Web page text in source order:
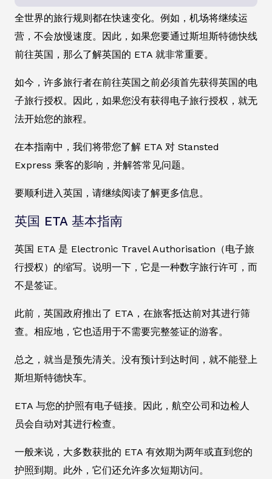
全世界的旅行规则都在快速变化。例如，机场将继续运
营，不会放慢速度。因此，如果您要通过斯坦斯特德快线
前往英国，那么了解英国的 ETA 就非常重要。
如今，许多旅行者在前往英国之前必须首先获得英国的电
子旅行授权。因此，如果您没有获得电子旅行授权，就无
法开始您的旅程。
在本指南中，我们将带您了解 ETA 对 Stansted
Express 乘客的影响，并解答常见问题。
要顺利进入英国，请继续阅读了解更多信息。
英国 ETA 基本指南
英国 ETA 是 Electronic Travel Authorisation（电子旅
行授权）的缩写。说明一下，它是一种数字旅行许可，而
不是签证。
此前，英国政府推出了 ETA，在旅客抵达前对其进行筛
查。相应地，它也适用于不需要完整签证的游客。
总之，就当是预先清关。没有预计到达时间，就不能登上
斯坦斯特德快车。
ETA 与您的护照有电子链接。因此，航空公司和边检人
员会自动对其进行检查。
一般来说，大多数获批的 ETA 有效期为两年或直到您的
护照到期。此外，它们还允许多次短期访问。